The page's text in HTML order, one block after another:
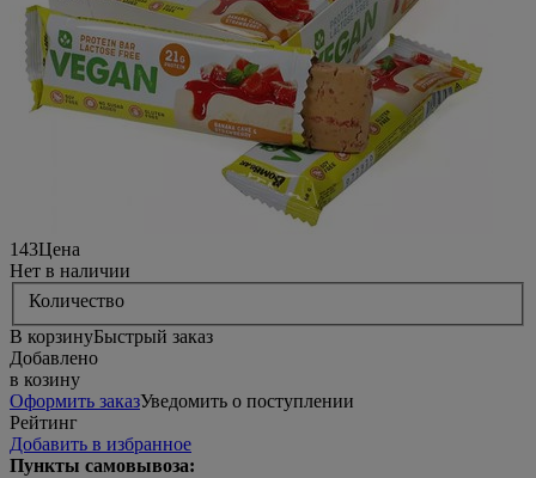
143Цена
Нет в наличии
Количество
В корзинуБыстрый заказ
Добавлено
в козину
Оформить заказУведомить о поступлении
Рейтинг
Добавить в избранное
Пункты самовывоза: